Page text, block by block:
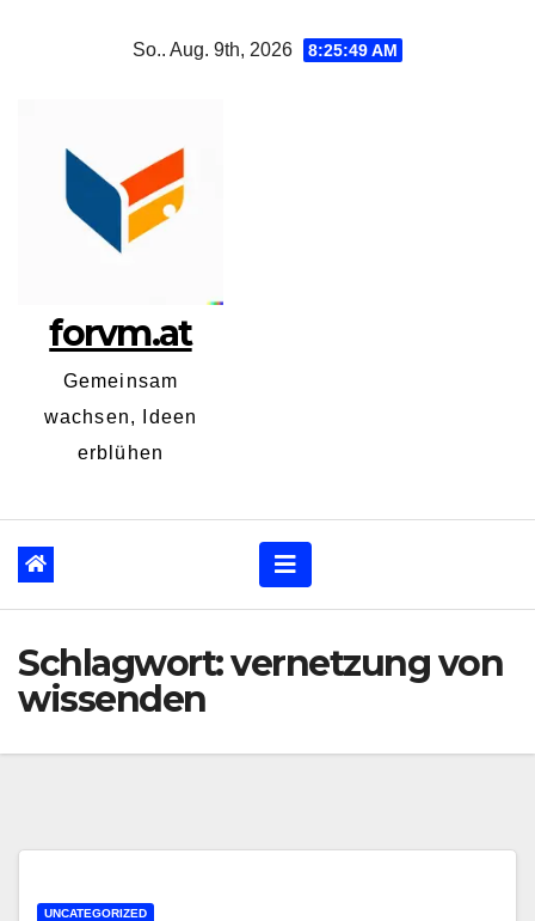
So.. Aug. 9th, 2026 8:25:49 AM
forvm.at
Gemeinsam
wachsen, Ideen
erblühen
Schlagwort:vernetzung von
wissenden
UNCATEGORIZED